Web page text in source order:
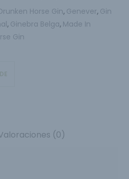
Horse Gin, Genever, Gin
, Ginebra Belga, Made In
Gin
(0)